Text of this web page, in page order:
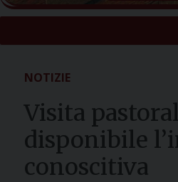
NOTIZIE
Visita
disponibile
conoscitiva